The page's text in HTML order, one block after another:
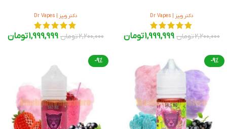
دکتر ویپز | Dr Vapes
2,200,000تومان 1,999,999تومان
دکتر ویپز | Dr Vapes
2,200,000تومان 1,999,999تومان
-9%
-9%